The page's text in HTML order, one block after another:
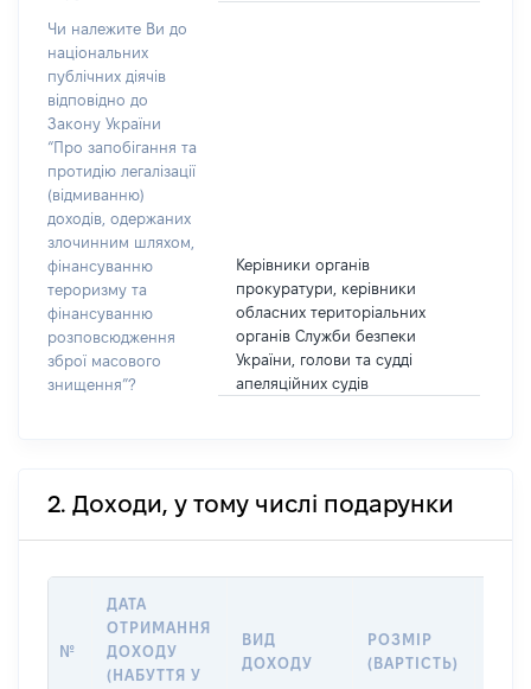
Чи належите Ви до
національних
публічних діячів
відповідно до
Закону України
“Про запобігання та
протидію легалізації
(відмиванню)
доходів, одержаних
злочинним шляхом,
фінансуванню
тероризму та
фінансуванню
розповсюдження
зброї масового
знищення”?
Керівники органів
прокуратури, керівники
обласних територіальних
органів Служби безпеки
України, голови та судді
апеляційних судів
2. Доходи, у тому числі подарунки
№
ДАТА
ОТРИМАННЯ
ДОХОДУ
(НАБУТТЯ У
ВИД
ДОХОДУ
РОЗМІР
(ВАРТІСТЬ)